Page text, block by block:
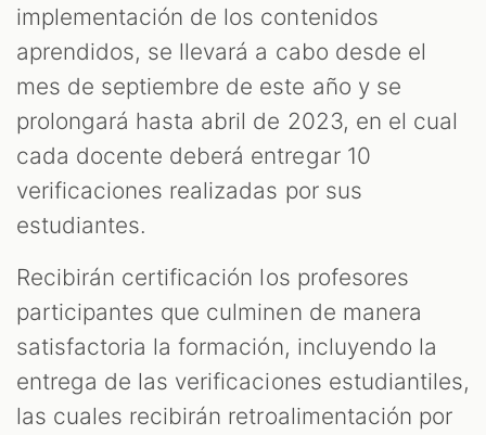
implementación de los contenidos
aprendidos, se llevará a cabo desde el
mes de septiembre de este año y se
prolongará hasta abril de 2023, en el cual
cada docente deberá entregar 10
verificaciones realizadas por sus
estudiantes.
Recibirán certificación los profesores
participantes que culminen de manera
satisfactoria la formación, incluyendo la
entrega de las verificaciones estudiantiles,
las cuales recibirán retroalimentación por